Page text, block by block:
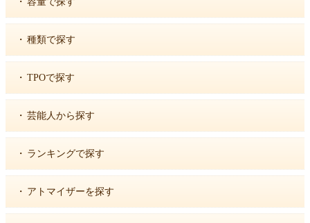
・ 種類で探す
・ TPOで探す
・ 芸能人から探す
・ ランキングで探す
・ アトマイザーを探す